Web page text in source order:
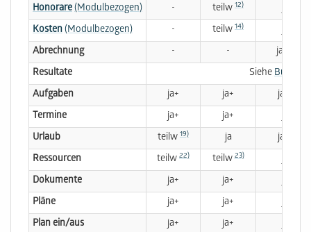
Honorare(Modulbezogen) - teilw 12)
Kosten(Modulbezogen) - teilw 14)
Abrechnung
- - ja+
Resultate SieheButler
Aufgaben
ja+ ja+ ja+
Termine ja+ ja+
Urlaub
teilw 19) ja ja
Ressourcen teilw 22) teilw23)
Dokumente
ja+ ja+
Pläne
ja+ ja+
Plan ein/aus
ja+ ja+